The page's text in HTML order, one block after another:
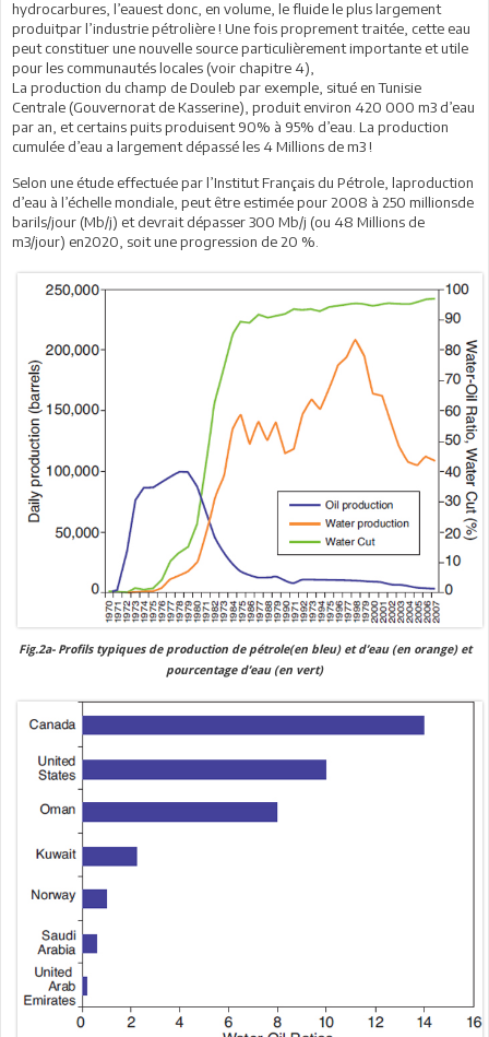
hydrocarbures, l’eauest donc, en volume, le fluide le plus largement
produitpar l’industrie pétrolière ! Une fois proprement traitée, cette eau
peut constituer une nouvelle source particulièrement importante et utile
pour les communautés locales (voir chapitre 4),
La production du champ de Douleb par exemple, situé en Tunisie
Centrale (Gouvernorat de Kasserine), produit environ 420 000 m3 d’eau
par an, et certains puits produisent 90% à 95% d’eau. La production
cumulée d’eau a largement dépassé les 4 Millions de m3 !
Selon une étude effectuée par l’Institut Français du Pétrole, laproduction
d’eau à l’échelle mondiale, peut être estimée pour 2008 à 250 millionsde
barils/jour (Mb/j) et devrait dépasser 300 Mb/j (ou 48 Millions de
m3/jour) en2020, soit une progression de 20 %.
Fig.2a- Profils typiques de production de pétrole(en bleu) et d’eau (en orange) et
pourcentage d’eau (en vert)